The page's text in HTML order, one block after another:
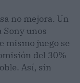
no mejora. Un
Sony unos
mismo juego se
del 30%
Así, sin